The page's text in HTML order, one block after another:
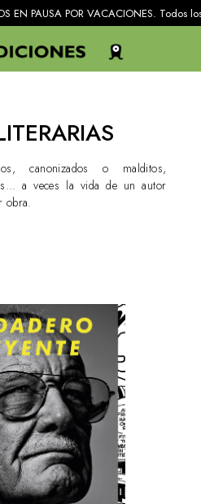
PAUSA POR VACACIONES. Todos los
canonizados o malditos,
a veces la vida de un autor
obra.